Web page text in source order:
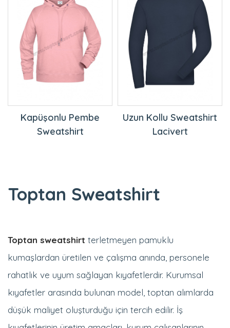
Kapüşonlu Pembe
Sweatshirt
Uzun Kollu Sweatshirt
Lacivert
kumaşlardan üretilen ve çalışma anında, personele
rahatlık ve uyum sağlayan kıyafetlerdir. Kurumsal
kıyafetler arasında bulunan model, toptan alımlarda
düşük maliyet oluşturduğu için tercih edilir. İş
kıyafetlerinin üretim amaçları, kurum çalışanlarının